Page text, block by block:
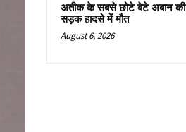
अतीक के सबसे छोटे बेटे अबान की
सड़क हादसे में मौत
August 6, 2026